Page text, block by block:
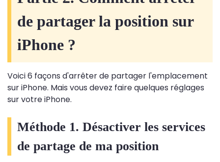
de partager la position sur
iPhone ?
Voici 6 façons d'arrêter de partager l'emplacement
sur iPhone. Mais vous devez faire quelques réglages
sur votre iPhone.
Méthode 1. Désactiver les services
de partage de ma position